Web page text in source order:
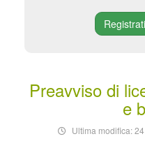
Preavviso di
e
Ultima modifica: